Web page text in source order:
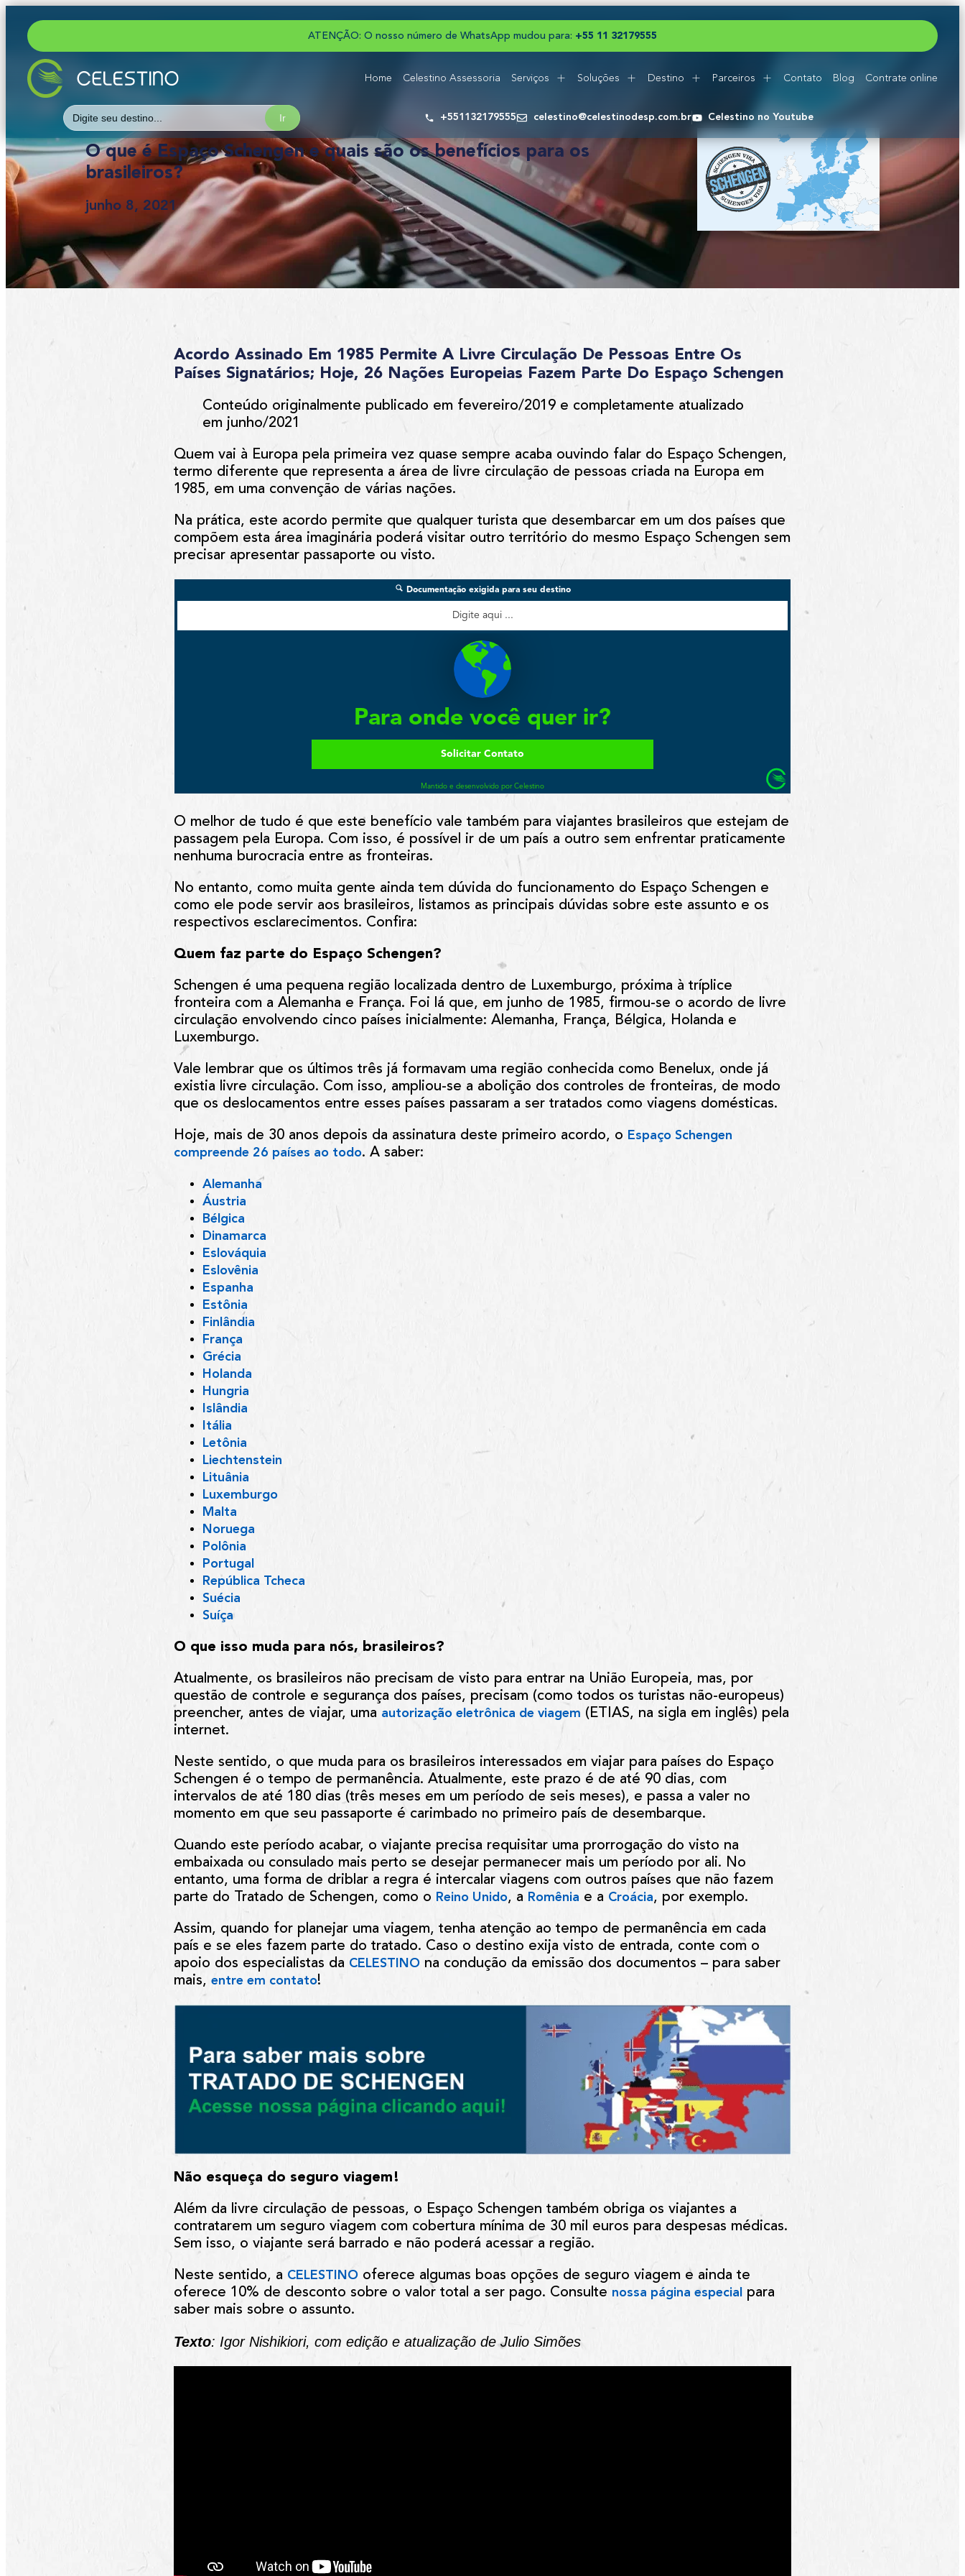
ATENÇÃO: O nosso número de WhatsApp mudou para: +55 1 1 321 79555
Home Celestino Assessoria Serviços Soluções Destino Parceiros Contato Blog Contrate online
Search
for:
+551132179555 celestino@celestinodesp.com.br Celestino no Youtube
O que é Espaço Schengen e quais são os benefícios para os
brasileiros?
junho 8, 2021
Acordo Assinado Em 1985 Permite A Livre Circulação De Pessoas Entre Os
Países Signatários; Hoje, 26 Nações Europeias Fazem Parte Do Espaço Schengen
Conteúdo originalmente publicado em fevereiro/2019 e completamente atualizado
em junho/2021
Quem vai à Europa pela primeira vez quase sempre acaba ouvindo falar do Espaço Schengen,
termo diferente que representa a área de livre circulação de pessoas criada na Europa em
1985, em uma convenção de várias nações.
Na prática, este acordo permite que qualquer turista que desembarcar em um dos países que
compõem esta área imaginária poderá visitar outro território do mesmo Espaço Schengen sem
precisar apresentar passaporte ou visto.
O melhor de tudo é que este benefício vale também para viajantes brasileiros que estejam de
passagem pela Europa. Com isso, é possível ir de um país a outro sem enfrentar praticamente
nenhuma burocracia entre as fronteiras.
No entanto, como muita gente ainda tem dúvida do funcionamento do Espaço Schengen e
como ele pode servir aos brasileiros, listamos as principais dúvidas sobre este assunto e os
respectivos esclarecimentos. Confira:
Quem faz parte do Espaço Schengen?
Schengen é uma pequena região localizada dentro de Luxemburgo, próxima à tríplice
fronteira com a Alemanha e França. Foi lá que, em junho de 1985, firmou-se o acordo de livre
circulação envolvendo cinco países inicialmente: Alemanha, França, Bélgica, Holanda e
Luxemburgo.
Vale lembrar que os últimos três já formavam uma região conhecida como Benelux, onde já
existia livre circulação. Com isso, ampliou-se a abolição dos controles de fronteiras, de modo
que os deslocamentos entre esses países passaram a ser tratados como viagens domésticas.
Hoje, mais de 30 anos depois da assinatura deste primeiro acordo, o Espaço Schengen
compreende 26 países ao todo. A saber:
Alemanha
Áustria
Bélgica
Dinamarca
Eslováquia
Eslovênia
Espanha
Estônia
Finlândia
França
Grécia
Holanda
Hungria
Islândia
Itália
Letônia
Liechtenstein
Lituânia
Luxemburgo
Malta
Noruega
Polônia
Portugal
República Tcheca
Suécia
Suíça
O que isso muda para nós, brasileiros?
Atualmente, os brasileiros não precisam de visto para entrar na União Europeia, mas, por
questão de controle e segurança dos países, precisam (como todos os turistas não-europeus)
preencher, antes de viajar, uma autorização eletrônica de viagem (ETIAS, na sigla em inglês) pela
internet.
Neste sentido, o que muda para os brasileiros interessados em viajar para países do Espaço
Schengen é o tempo de permanência. Atualmente, este prazo é de até 90 dias, com
intervalos de até 180 dias (três meses em um período de seis meses), e passa a valer no
momento em que seu passaporte é carimbado no primeiro país de desembarque.
Quando este período acabar, o viajante precisa requisitar uma prorrogação do visto na
embaixada ou consulado mais perto se desejar permanecer mais um período por ali. No
entanto, uma forma de driblar a regra é intercalar viagens com outros países que não fazem
parte do Tratado de Schengen, como o Reino Unido, a Romênia e a Croácia, por exemplo.
Assim, quando for planejar uma viagem, tenha atenção ao tempo de permanência em cada
país e se eles fazem parte do tratado. Caso o destino exija visto de entrada, conte com o
apoio dos especialistas da CELESTINO na condução da emissão dos documentos – para saber
mais,entre em contato!
Não esqueça do seguro viagem!
Além da livre circulação de pessoas, o Espaço Schengen também obriga os viajantes a
contratarem um seguro viagem com cobertura mínima de 30 mil euros para despesas médicas.
Sem isso, o viajante será barrado e não poderá acessar a região.
Neste sentido, a CELESTINO oferece algumas boas opções de seguro viagem e ainda te
oferece 10% de desconto sobre o valor total a ser pago. Consulte nossa página especial
para
saber mais sobre o assunto.
Texto: Igor Nishikiori, com edição e atualização de Julio Simões